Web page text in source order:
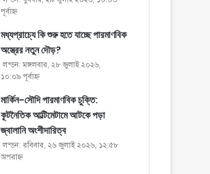
পূর্বাহ্ণ
মধ্যপ্রাচ্যে কি শুরু হতে যাচ্ছে পারমাণবিক
অস্ত্রের নতুন দৌড়?
লন্ডন: মঙ্গলবার, ২৮ জুলাই ২০২৬,
১০:০৯ পূর্বাহ্ণ
মার্কিন-সৌদি পারমাণবিক চুক্তি:
কূটনৈতিক আল্টিমেটামে আটকে পড়া
জ্বালানি অংশীদারিত্ব
লন্ডন: রবিবার, ২৬ জুলাই ২০২৬, ১২:৫৮
অপরাহ্ণ